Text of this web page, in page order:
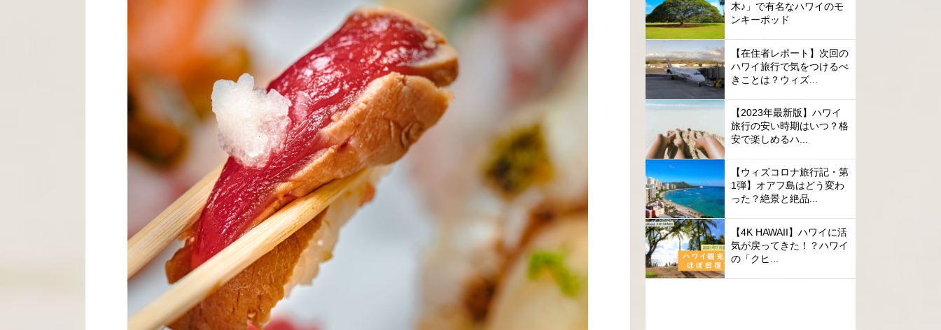
木♪」で有名なハワイのモ
ンキーポッド
【在住者レポート】次回の
ハワイ旅行で気をつけるべ
きことは？ウィズ...
【2023年最新版】ハワイ
旅行の安い時期はいつ？格
安で楽しめるハ...
【ウィズコロナ旅行記・第
1弾】オアフ島はどう変わ
った？絶景と絶品...
【4K HAWAII】ハワイに活
気が戻ってきた！？ハワイ
の「クヒ...